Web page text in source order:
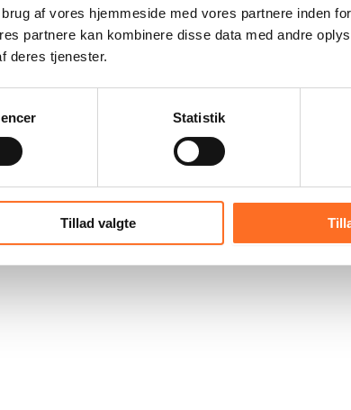
af vores hjemmeside med vores partnere inden
partnere kan kombinere disse data med andre
deres tjenester.
Statistik
Tillad valgte
og medicinen er afgørende for deres
til millioner af mennesker i Afrika. Men i
til den behandling, de er afhængige af.
er smittet.
på lager, så ingen af børnene risikerer at få